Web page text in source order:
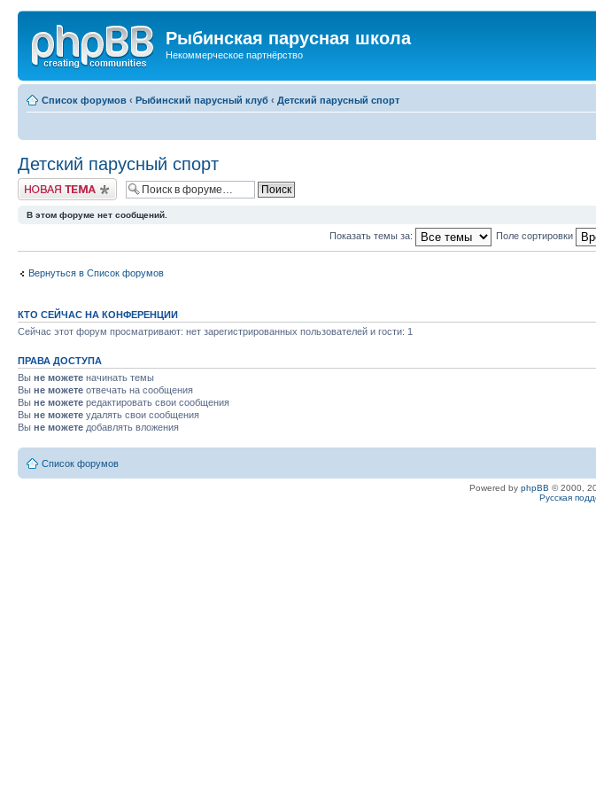
Рыбинская парусная школа
Некоммерческое партнёрство
Список форумов ‹ Рыбинский парусный клуб ‹ Детский парусный спорт
Детский парусный спорт
Новая тема
В этом форуме нет сообщений.
Показать темы за: Поле сортировки
Вернуться в Список форумов
КТО СЕЙЧАС НА КОНФЕРЕНЦИИ
Сейчас этот форум просматривают: нет зарегистрированных пользователей и гости: 1
ПРАВА ДОСТУПА
Вы не можете начинать темы
Вы не можете отвечать на сообщения
Вы не можете редактировать свои сообщения
Вы не можете удалять свои сообщения
Вы не можете добавлять вложения
Список форумов
Powered by phpBB © 2000,
Русская